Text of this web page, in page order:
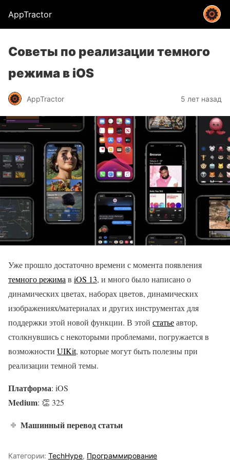
AppTractor
Советы по реализации темного
режима в iOS
AppTractor 5 лет назад
Уже прошло достаточно времени с момента появления
темного режима в iOS 13, и много было написано о
динамических цветах, наборах цветов, динамических
изображениях/материалах и других инструментах для
поддержки этой новой функции. В этой статьеавтор,
столкнувшись с некоторыми проблемами, погружается в
возможности UIKit, которые могут быть полезны при
реализации темной темы.
Платформа: iOS
Medium: 👏 325
Машинный перевод статьи
Категории: TechHype, Программирование